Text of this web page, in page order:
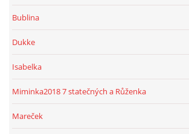
Bublina
Dukke
Isabelka
Miminka2018 7 statečných a Růženka
Mareček